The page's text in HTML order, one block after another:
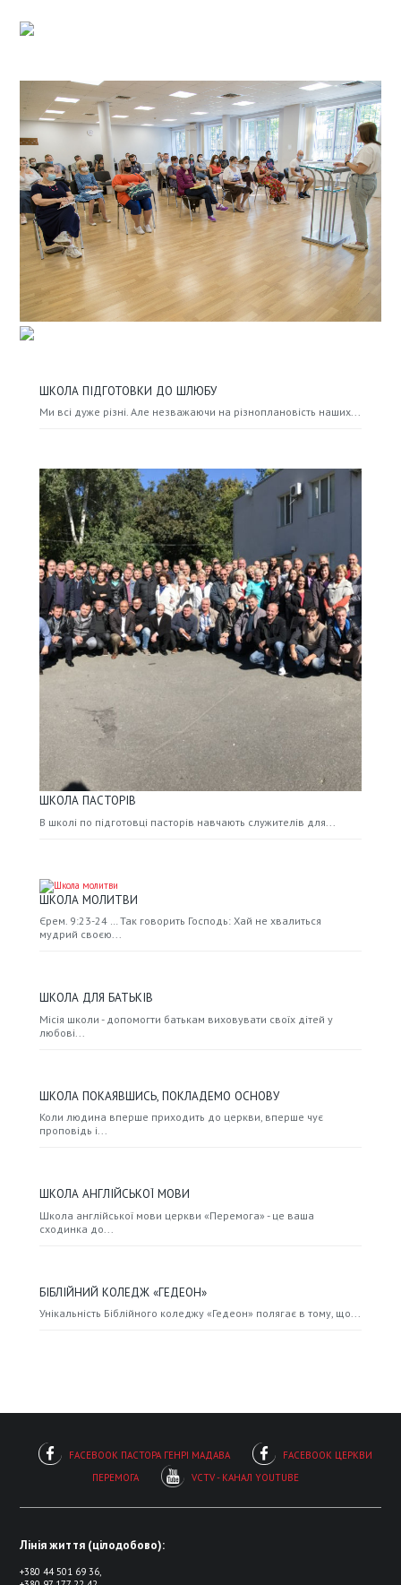
ШКОЛА ПІДГОТОВКИ ДО ШЛЮБУ
Ми всі дуже різні. Але незважаючи на різноплановість наших...
ШКОЛА ПАСТОРІВ
В школі по підготовці пасторів навчають служителів для...
ШКОЛА МОЛИТВИ
Єрем. 9:23-24 … Так говорить Господь: Хай не хвалиться
мудрий своєю...
ШКОЛА ДЛЯ БАТЬКІВ
Місія школи - допомогти батькам виховувати своїх дітей у
любові...
ШКОЛА ПОКАЯВШИСЬ, ПОКЛАДЕМО ОСНОВУ
Коли людина вперше приходить до церкви, вперше чує
проповідь і...
ШКОЛА АНГЛІЙСЬКОЇ МОВИ
Школа англійської мови церкви «Перемога» - це ваша
сходинка до...
БІБЛІЙНИЙ КОЛЕДЖ «ГЕДЕОН»
Унікальність Біблійного коледжу «Гедеон» полягає в тому, що...
FACEBOOK ПАСТОРА ГЕНРІ МАДАВА
FACEBOOK ЦЕРКВИ
ПЕРЕМОГА
VCTV - КАНАЛ YOUTUBE
Лінія життя (цілодобово):
+380 44 501 69 36,